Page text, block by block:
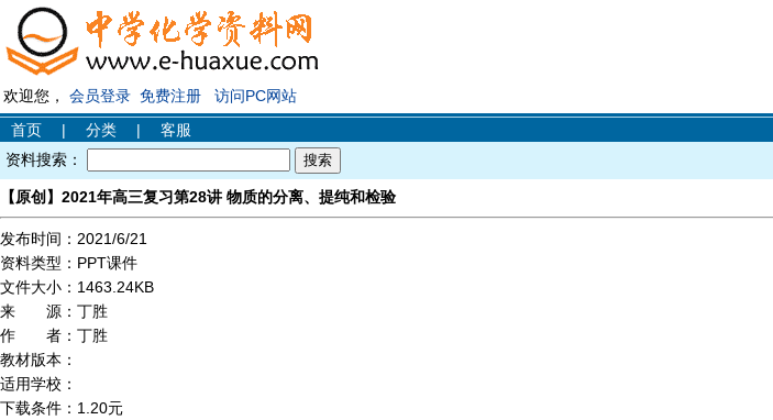
欢迎您， 会员登录 免费注册
访问PC网站
首页
| 分类 |
客服
资料搜索：
【原创】2021年高三复习第28讲 物质的分离、提纯和检验
发布时间： 2021/6/21
资料类型： PPT课件
文件大小： 1463.24KB
来 源： 丁胜
作 者： 丁胜
教材版本：
适用学校：
下载条件： 1.20元